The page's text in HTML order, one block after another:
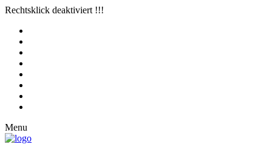
Rechtsklick deaktiviert !!!
Menu